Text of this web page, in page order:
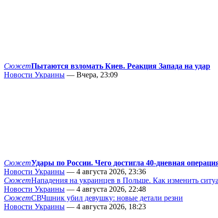
СюжетПытаются взломать Киев. Реакция Запада на удар
Новости Украины — Вчера, 23:09
СюжетУдары по России. Чего достигла 40-дневная
Новости Украины — 4 августа 2026, 23:36
СюжетНападения на украинцев в Польше. Как изменить
Новости Украины — 4 августа 2026, 22:48
СюжетСВЧшник убил девушку: новые детали резни
Новости Украины — 4 августа 2026, 18:23